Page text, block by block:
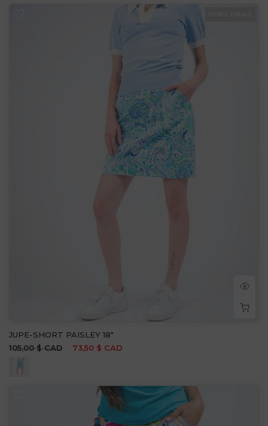
JUPE-SHORT PAISLEY 18"
105,00 $ CAD
73,50 $ CAD